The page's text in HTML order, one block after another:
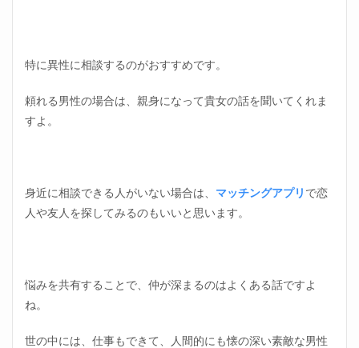
特に異性に相談するのがおすすめです。
頼れる男性の場合は、親身になって貴女の話を聞いてくれま
すよ。
身近に相談できる人がいない場合は、 マッチングアプリ で恋
人や友人を探してみるのもいいと思います。
悩みを共有することで、仲が深まるのはよくある話ですよ
ね。
世の中には、仕事もできて、人間的にも懐の深い素敵な男性